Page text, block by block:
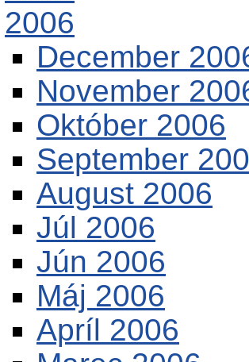
2006
December
November
Október 2006
September
August 2006
Júl 2006
Jún 2006
Máj 2006
Apríl 2006